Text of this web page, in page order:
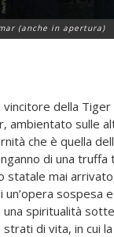
(anche in apertura)
vincitore della
ambientato sulle
che è quella
di una truffa
statale mai
sospesa
spiritualità
di vita, in cui